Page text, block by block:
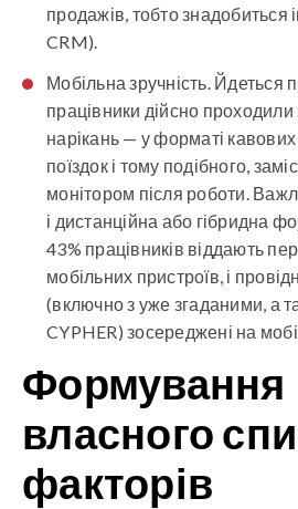
продажів, тобто знадобиться
CRM).
Мобільна зручність . Йдеться
працівники дійсно проходили
нарікань — у форматі
поїздок і тому подібного,
монітором після роботи.
і дистанційна або гібридна
43% працівників віддають
мобільних пристроїв, і
(включно з уже згаданими, а
CYPHER) зосереджені на
Формування
власного
факторів